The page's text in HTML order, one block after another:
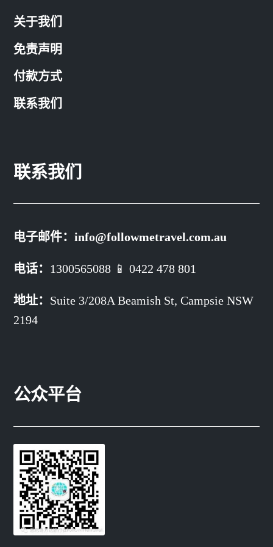
关于我们
免责声明
付款方式
联系我们
联系我们
电子邮件：info@followmetravel.com.au
电话： 1300565088 📱 0422 478 801
地址： Suite 3/208A Beamish St,Campsie NSW
2194
公众平台